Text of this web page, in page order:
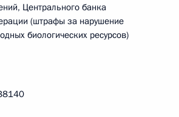
Центрального банка
(штрафы за нарушение
биологических ресурсов)